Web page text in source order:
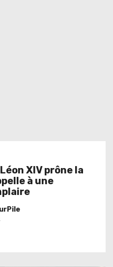
XIV prône la
à une